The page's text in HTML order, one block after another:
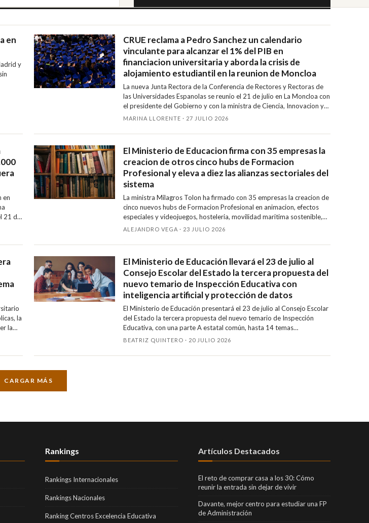
en
y
CRUE reclama a Pedro Sanchez un calendario
vinculante para alcanzar el 1% del PIB en
financiacion universitaria y aborda la crisis de
alojamiento estudiantil en la reunion de Moncloa
La nueva Junta Rectora de la Conferencia de Rectores y Rectoras de
las Universidades Espanolas se reunio el 21 de julio en La Moncloa con
el presidente del Gobierno y con la ministra de Ciencia, Innovacion y
Universidades. CRUE exige un calendario vinculante para cumplir el
coloca el alojamiento estudiantil, la inteligencia artificial y el marco
MARINA LLORENTE · 27 JULIO 2026
en
21 de
8,00
El Ministerio de Educacion firma con 35 empresas la
creacion de otros cinco hubs de Formacion
Profesional y eleva a diez las alianzas sectoriales del
sistema
La ministra Milagros Tolon ha firmado con 35 empresas la creacion de
cinco nuevos hubs de Formacion Profesional en animacion, efectos
especiales y videojuegos, hosteleria, movilidad maritima sostenible,
peluqueria y transporte por carretera. Con estos, el sistema suma diez
ALEJANDRO VEGA · 23 JULIO 2026
la
la
El Ministerio de Educación llevará el 23 de julio al
Consejo Escolar del Estado la tercera propuesta del
nuevo temario de Inspección Educativa con
inteligencia artificial y protección de datos
El Ministerio de Educación presentará el 23 de julio al Consejo Escolar
del Estado la tercera propuesta del nuevo temario de Inspección
Educativa, con una parte A estatal común, hasta 14 temas
autonómicos añadidos y refuerzo de inteligencia artificial y protección
BEATRIZ QUINTERO · 20 JULIO 2026
CARGAR MÁS
Rankings
Rankings Internacionales
Rankings Nacionales
Ranking Centros Excelencia Educativa
Artículos Destacados
El reto de comprar casa a los 30: Cómo
reunir la entrada sin dejar de vivir
Davante, mejor centro para estudiar una FP
de Administración